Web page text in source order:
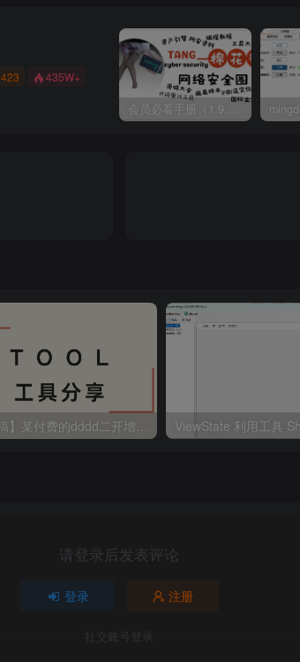
423 435W+
会员必看手册（1.9.0版本 26.4.5更新）
请登录后发表评论
登录 注册
社交账号登录